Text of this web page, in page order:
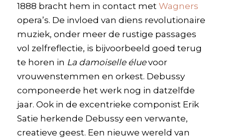
1888 bracht hem in contact met Wagners
opera’s. De invloed van diens revolutionaire
muziek, onder meer de rustige passages
vol zelfreflectie, is bijvoorbeeld goed terug
te horen in La damoiselle éluevoor
vrouwenstemmen en orkest. Debussy
componeerde het werk nog in datzelfde
jaar. Ook in de excentrieke componist Erik
Satie herkende Debussy een verwante,
creatieve geest. Een nieuwe wereld van